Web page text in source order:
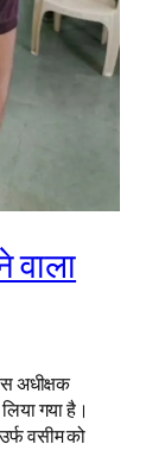
वाला
अधीक्षक
गया है।
वसीम को